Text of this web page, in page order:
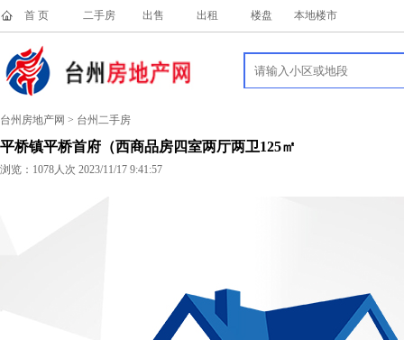
首 页 二手房 出售 出租 楼盘 本地楼市
台州房地产网 > 台州二手房
平桥镇平桥首府（西商品房四室两厅两卫125㎡
浏览： 1078人次 2023/11/17 9:41:57